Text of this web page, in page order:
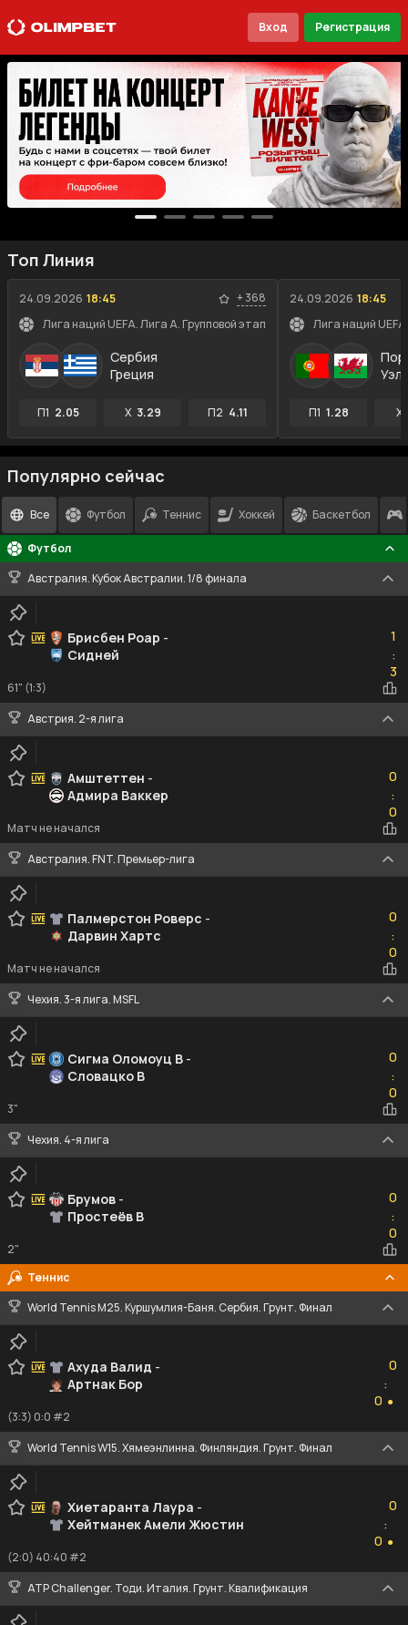
Вход Регистрация
Топ Линия
24.09.2026 18:45 +368
Лига наций UEFA. Лига A. Групповой этап
Сербия
Греция
П1 2.05 X 3.29 П2 4.11
24.09.2026 18:45
Лига наций
П1 1.28 X
Популярно сейчас
Все Футбол Теннис Хоккей Баскетбол
Футбол
Австралия. Кубок Австралии. 1/8 финала
Брисбен Роар -
Сидней
1
:3
3
61" (1:3)
Австрия. 2-я лига
Амштеттен -
Адмира Ваккер
0
:0
0
Матч не начался
Австралия. FNT. Премьер-лига
Палмерстон Роверс -
Дарвин Хартс
0
:0
0
Матч не начался
Чехия. 3-я лига. MSFL
Сигма Оломоуц В -
Словацко B
0
:0
0
3"
Чехия. 4-я лига
Брумов -
Простеёв B
0
:0
0
2"
Теннис
World Tennis M25. Куршумлия-Баня. Сербия. Грунт. Финал
Ахуда Валид -
Артнак Бор
0
:
0 ●
(3:3) 0:0 #2
World Tennis W15. Хямеэнлинна. Финляндия. Грунт. Финал
Хиетаранта Лаура -
Хейтманек Амели Жюстин
0
:
0 ●
(2:0) 40:40 #2
ATP Challenger. Тоди. Италия. Грунт. Квалификация